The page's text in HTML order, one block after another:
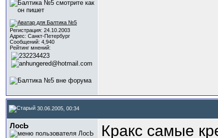
Регистрация: 24.10.2003
Адрес: Санкт-Петербург
Сообщений: 4,940
Рейтинг мнений:
30.06.2005, 00:34
ЛосЬ
Кракс самые